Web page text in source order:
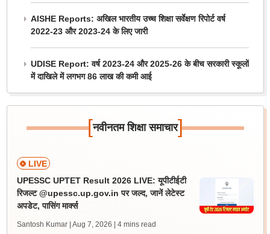
AISHE Reports: अखिल भारतीय उच्च शिक्षा सर्वेक्षण रिपोर्ट वर्ष
2022-23 और 2023-24 के लिए जारी
UDISE Report: वर्ष 2023-24 और 2025-26 के बीच सरकारी स्कूलों
में दाखिले में लगभग 86 लाख की कमी आई
[नवीनतम शिक्षा समाचार]
LIVE
UPESSC UPTET Result 2026 LIVE: यूपीटीईटी
रिजल्ट @upessc.up.gov.in पर जल्द, जानें लेटेस्ट
अपडेट, पासिंग मार्क्स
Santosh Kumar | Aug 7, 2026 | 4 mins read